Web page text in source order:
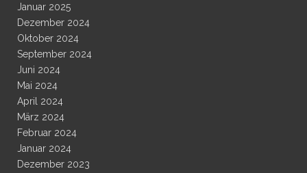
Januar 2025
Dezember 2024
Oktober 2024
September 2024
Juni 2024
Mai 2024
April 2024
März 2024
Februar 2024
Januar 2024
Dezember 2023